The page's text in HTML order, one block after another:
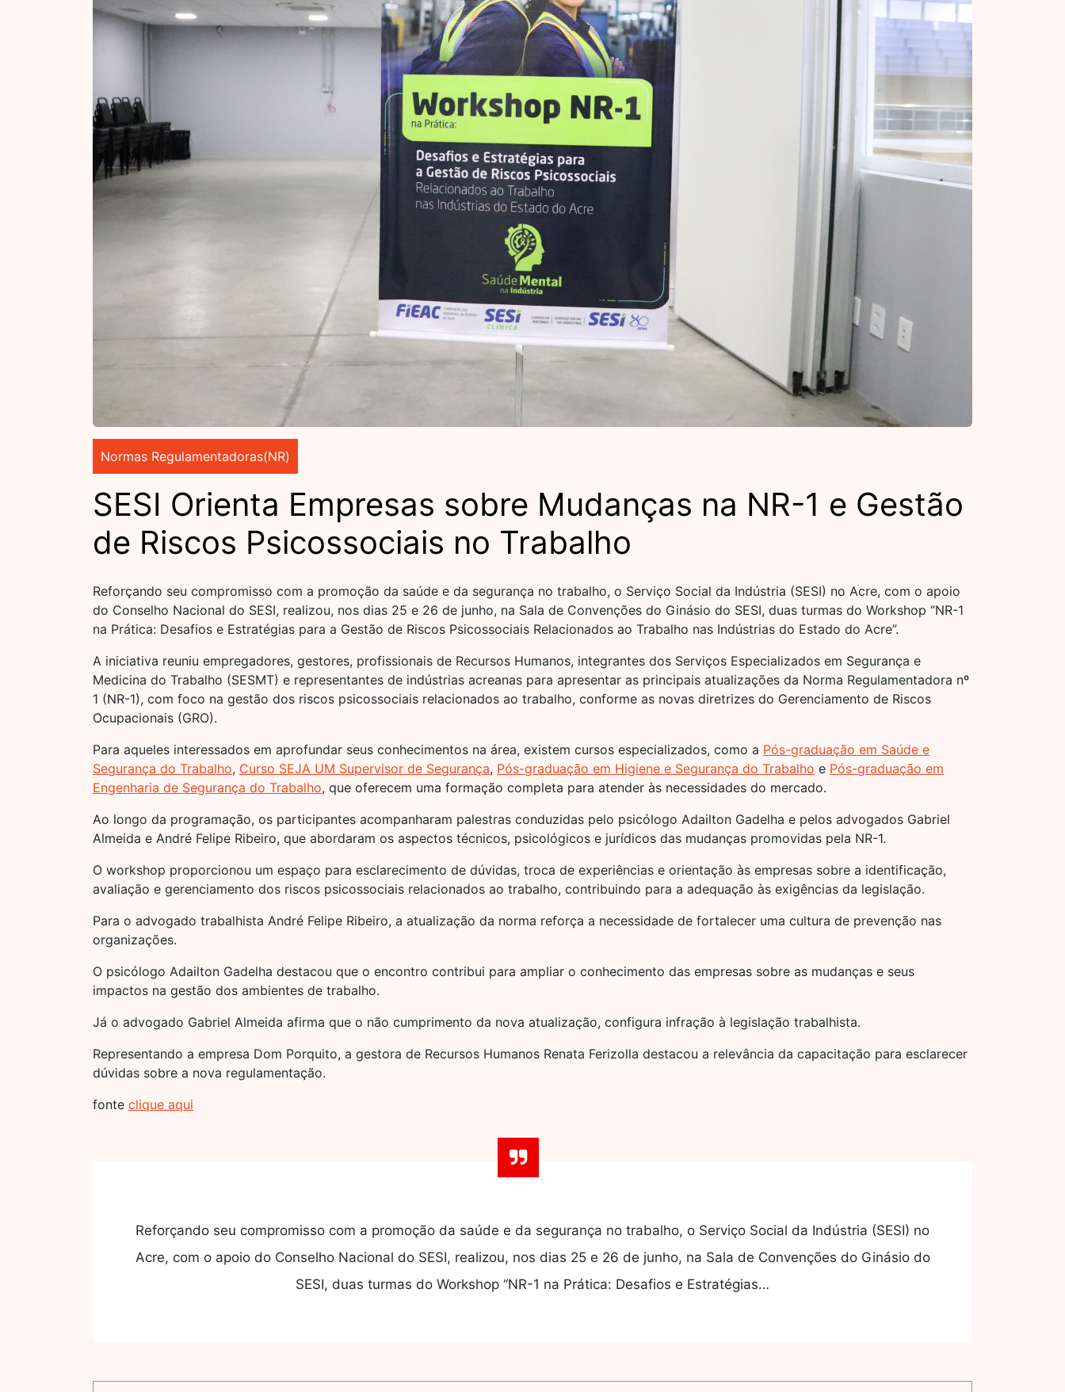
Normas Regulamentadoras(NR)
SESI Orienta Empresas sobre Mudanças na NR-1 e Gestão
de Riscos Psicossociais no Trabalho
Reforçando seu compromisso com a promoção da saúde e da segurança no trabalho, o Serviço Social da Indústria (SESI) no Acre, com o apoio
do Conselho Nacional do SESI, realizou, nos dias 25 e 26 de junho, na Sala de Convenções do Ginásio do SESI, duas turmas do Workshop “NR-1
na Prática: Desafios e Estratégias para a Gestão de Riscos Psicossociais Relacionados ao Trabalho nas Indústrias do Estado do Acre”.
A iniciativa reuniu empregadores, gestores, profissionais de Recursos Humanos, integrantes dos Serviços Especializados em Segurança e
Medicina do Trabalho (SESMT) e representantes de indústrias acreanas para apresentar as principais atualizações da Norma Regulamentadora nº
1 (NR-1), com foco na gestão dos riscos psicossociais relacionados ao trabalho, conforme as novas diretrizes do Gerenciamento de Riscos
Ocupacionais (GRO).
Para aqueles interessados em aprofundar seus conhecimentos na área, existem cursos especializados, como a Pós-graduação em Saúde e
Segurança do Trabalho, Curso SEJA UM Supervisor de Segurança, Pós-graduação em Higiene e Segurança do Trabalho e Pós-graduação em
Engenharia de Segurança do Trabalho, que oferecem uma formação completa para atender às necessidades do mercado.
Ao longo da programação, os participantes acompanharam palestras conduzidas pelo psicólogo Adailton Gadelha e pelos advogados Gabriel
Almeida e André Felipe Ribeiro, que abordaram os aspectos técnicos, psicológicos e jurídicos das mudanças promovidas pela NR-1.
O workshop proporcionou um espaço para esclarecimento de dúvidas, troca de experiências e orientação às empresas sobre a identificação,
avaliação e gerenciamento dos riscos psicossociais relacionados ao trabalho, contribuindo para a adequação às exigências da legislação.
Para o advogado trabalhista André Felipe Ribeiro, a atualização da norma reforça a necessidade de fortalecer uma cultura de prevenção nas
organizações.
O psicólogo Adailton Gadelha destacou que o encontro contribui para ampliar o conhecimento das empresas sobre as mudanças e seus
impactos na gestão dos ambientes de trabalho.
Já o advogado Gabriel Almeida afirma que o não cumprimento da nova atualização, configura infração à legislação trabalhista.
Representando a empresa Dom Porquito, a gestora de Recursos Humanos Renata Ferizolla destacou a relevância da capacitação para esclarecer
dúvidas sobre a nova regulamentação.
fonte clique aqui
Reforçando seu compromisso com a promoção da saúde e da segurança no trabalho, o Serviço Social da Indústria (SESI) no
Acre, com o apoio do Conselho Nacional do SESI, realizou, nos dias 25 e 26 de junho, na Sala de Convenções do Ginásio do
SESI, duas turmas do Workshop “NR-1 na Prática: Desafios e Estratégias…